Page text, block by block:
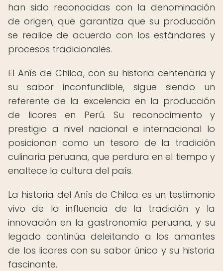
han sido reconocidas con la denominación
de origen, que garantiza que su producción
se realice de acuerdo con los estándares y
procesos tradicionales.
El Anís de Chilca, con su historia centenaria y
su sabor inconfundible, sigue siendo un
referente de la excelencia en la producción
de licores en Perú. Su reconocimiento y
prestigio a nivel nacional e internacional lo
posicionan como un tesoro de la tradición
culinaria peruana, que perdura en el tiempo y
enaltece la cultura del país.
La historia del Anís de Chilca es un testimonio
vivo de la influencia de la tradición y la
innovación en la gastronomía peruana, y su
legado continúa deleitando a los amantes
de los licores con su sabor único y su historia
fascinante.